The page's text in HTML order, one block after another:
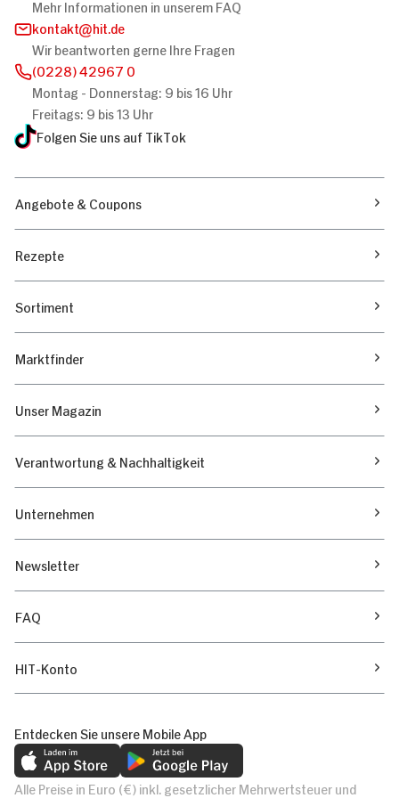
Ihrer Nutzung der Dienste gesammelt haben.
Präferenzen
Statistiken
Marketing
Alle zulassen
Nur Notwendige erlauben
Mehr Informationen in unserem FAQ
kontakt
hit.de
Wir beantworten gerne Ihre Fragen
(0228) 42967 0
Montag - Donnerstag: 9 bis 16 Uhr
Freitags: 9 bis 13 Uhr
Folgen Sie uns auf TikTok
Angebote & Coupons
Rezepte
Sortiment
Marktfinder
Unser Magazin
Verantwortung & Nachhaltigkeit
Unternehmen
Newsletter
FAQ
HIT-Konto
Entdecken Sie unsere Mobile App
Alle Preise in Euro (€) inkl. gesetzlicher Mehrwertsteuer und